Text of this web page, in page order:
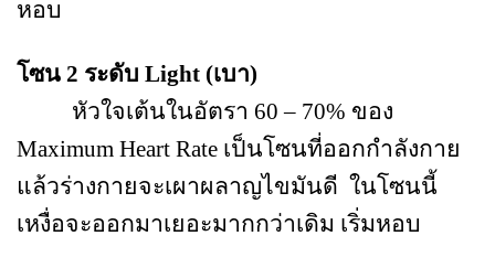
หอบ
โซน 2 ระดับ Light (เบา)
หัวใจเต้นในอัตรา 60– 70% ของ
Maximum Heart Rate เป็นโซนที่ออกกำลังกาย
แล้วร่างกายจะเผาผลาญไขมันดี ในโซนนี้
เหงื่อจะออกมาเยอะมากกว่าเดิม เริ่มหอบ